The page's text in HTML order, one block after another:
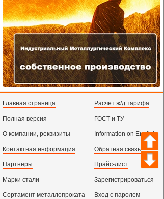
Главная страница
Полная версия
О компании, реквизиты
Контактная информация
Партнёры
Марки стали
Сортамент металлопроката
Расчет ж/д тарифа
ГОСТ и ТУ
Information on English
Обратная связь
Прайс-лист
Зарегистрироваться
Вход с паролем